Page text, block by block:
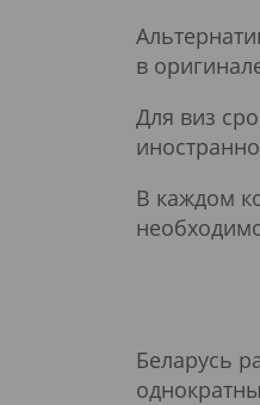
в
Для виз
В каждом
Беларусь